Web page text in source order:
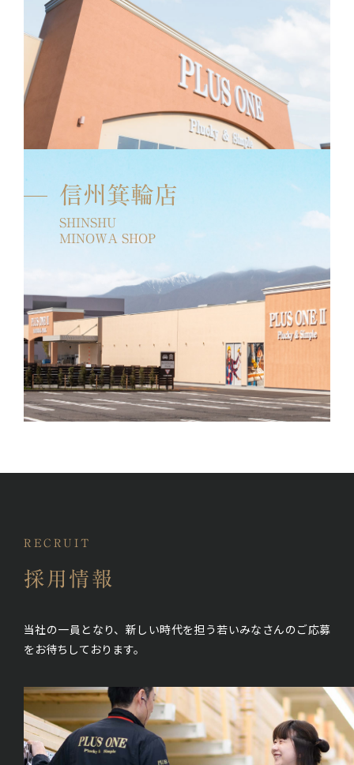
信州箕輪店
SHINSHU
MINOWA SHOP
RECRUIT
採用情報
当社の一員となり、新しい時代を担う若いみなさんのご応募
をお待ちしております。